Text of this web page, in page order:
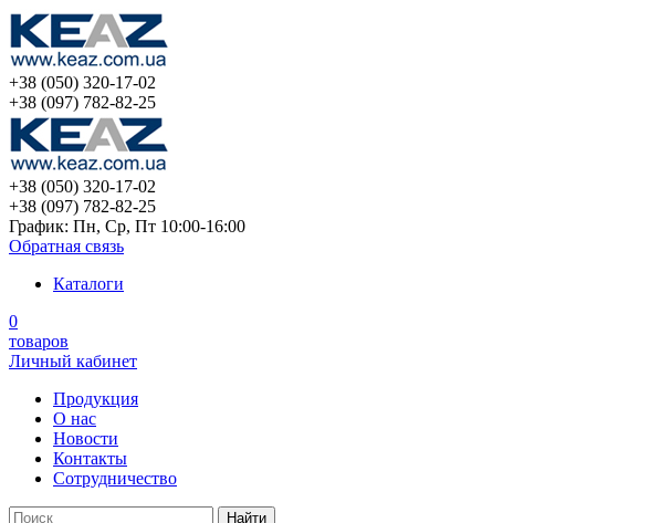
+38 (050) 320-17-02
+38 (097) 782-82-25
+38 (050) 320-17-02
+38 (097) 782-82-25
График: Пн, Ср, Пт 10:00-16:00
Обратная связь
Каталоги
0
товаров
Личный кабинет
Продукция
О нас
Новости
Контакты
Сотрудничество
Найти